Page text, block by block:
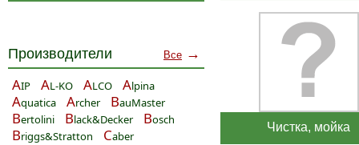
Производители Все →
AIP AL-KO ALCO Alpina
Aquatica Archer BauMaster
Bertolini Black&Decker Bosch
Briggs&Stratton Caber
Чистка, мойка